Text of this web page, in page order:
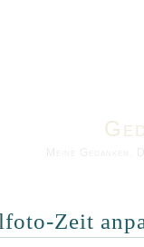
Zeit